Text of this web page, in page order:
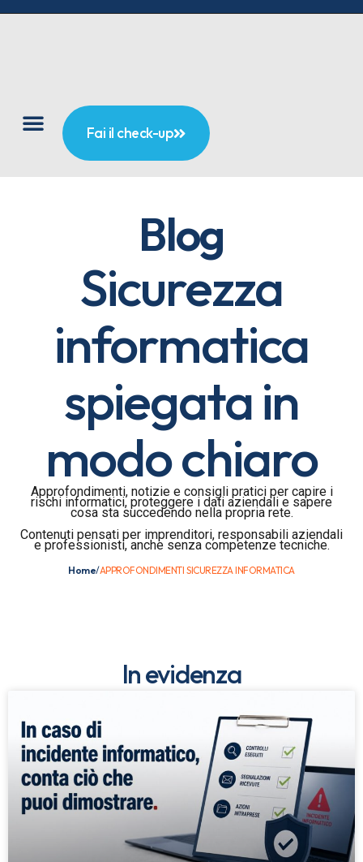
Fai il check-up
Blog
Sicurezza
informatica
spiegata in
modo chiaro
Approfondimenti, notizie e consigli pratici per capire i
rischi informatici, proteggere i dati aziendali e sapere
cosa sta succedendo nella propria rete.
Contenuti pensati per imprenditori, responsabili aziendali
e professionisti, anche senza competenze tecniche.
Home/APPROFONDIMENTI SICUREZZA INFORMATICA
In evidenza